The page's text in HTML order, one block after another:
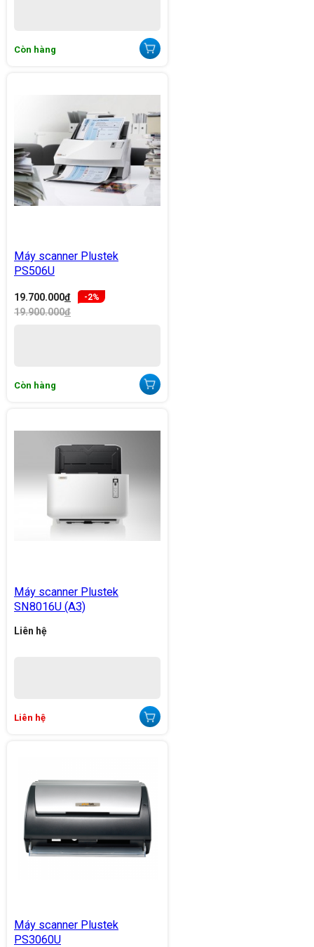
Còn hàng
Máy scanner Plustek
PS506U
19.700.000đ -2%
19.900.000đ
Còn hàng
Máy scanner Plustek
SN8016U (A3)
Liên hệ
Liên hệ
Máy scanner Plustek
PS3060U